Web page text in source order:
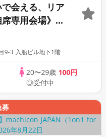
で会える、リア
専用会場》
き》
9-3 入船ビル地下1階
20〜29歳 100円
◎受付中
募